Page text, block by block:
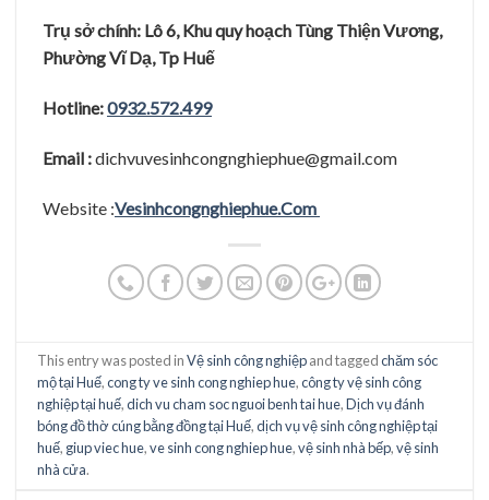
Trụ sở chính: Lô 6, Khu quy hoạch Tùng Thiện Vương,
Phường Vĩ Dạ, Tp Huế
Hotline:0932.572.499
Email :dichvuvesinhcongnghiephue@gmail.com
Website :Vesinhcongnghiephue.Com
This entry was posted inVệ sinh công nghiệpand taggedchăm sóc
mộ tại Huế,cong ty ve sinh cong nghiep hue,công ty vệ sinh công
nghiệp tại huế,dich vu cham soc nguoi benh tai hue,Dịch vụ đánh
bóng đồ thờ cúng bằng đồng tại Huế,dịch vụ vệ sinh công nghiệp tại
huế, giup viec hue,ve sinh cong nghiep hue,vệ sinh nhà bếp,vệ sinh
nhà cửa.